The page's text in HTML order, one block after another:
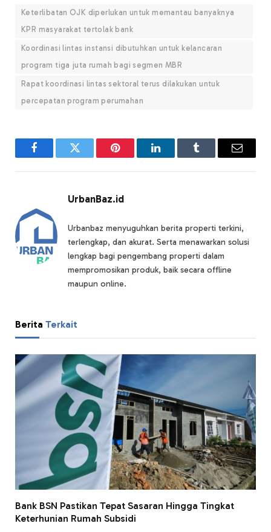
Keterlibatan OJK diperlukan untuk memantau banyaknya
KPR masyarakat tertolak bank
Koordinasi lintas instansi dibutuhkan untuk kelancaran
program tiga juta rumah bagi segmen MBR
Rapat koordinasi lintas sektoral terus dilakukan untuk
percepatan program perumahan
FacebookTwitter Pinterest LinkedInTumblr Email
UrbanBaz.id
Urbanbaz menyuguhkan berita properti terkini,
terlengkap, dan akurat. Serta menawarkan solusi
lengkap bagi pengembang properti dalam
mempromosikan produk, baik secara offline
maupun online.
Berita Terkait
Bank BSN Pastikan Tepat Sasaran Hingga Tingkat
Keterhunian Rumah Subsidi